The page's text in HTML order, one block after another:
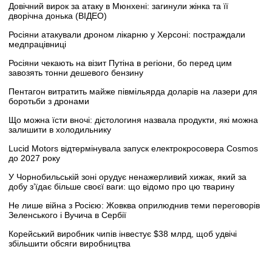
Довічний вирок за атаку в Мюнхені: загинули жінка та її
дворічна донька (ВІДЕО)
Росіяни атакували дроном лікарню у Херсоні: постраждали
медпрацівниці
Росіяни чекають на візит Путіна в регіони, бо перед цим
завозять тонни дешевого бензину
Пентагон витратить майже півмільярда доларів на лазери для
боротьби з дронами
Що можна їсти вночі: дієтологиня назвала продукти, які можна
залишити в холодильнику
Lucid Motors відтермінувала запуск електрокросовера Cosmos
до 2027 року
У Чорнобильській зоні орудує ненажерливий хижак, який за
добу з’їдає більше своєї ваги: що відомо про цю тварину
Не лише війна з Росією: Жовква оприлюднив теми переговорів
Зеленського і Вучича в Сербії
Корейський виробник чипів інвестує $38 млрд, щоб удвічі
збільшити обсяги виробництва